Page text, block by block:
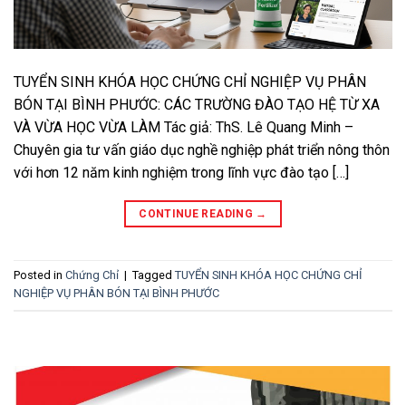
TUYỂN SINH KHÓA HỌC CHỨNG CHỈ NGHIỆP VỤ PHÂN
BÓN TẠI BÌNH PHƯỚC: CÁC TRƯỜNG ĐÀO TẠO HỆ TỪ XA
VÀ VỪA HỌC VỪA LÀM Tác giả: ThS. Lê Quang Minh –
Chuyên gia tư vấn giáo dục nghề nghiệp phát triển nông thôn
với hơn 12 năm kinh nghiệm trong lĩnh vực đào tạo […]
CONTINUE READING →
Posted in Chứng Chỉ | Tagged TUYỂN SINH KHÓA HỌC CHỨNG CHỈ
NGHIỆP VỤ PHÂN BÓN TẠI BÌNH PHƯỚC